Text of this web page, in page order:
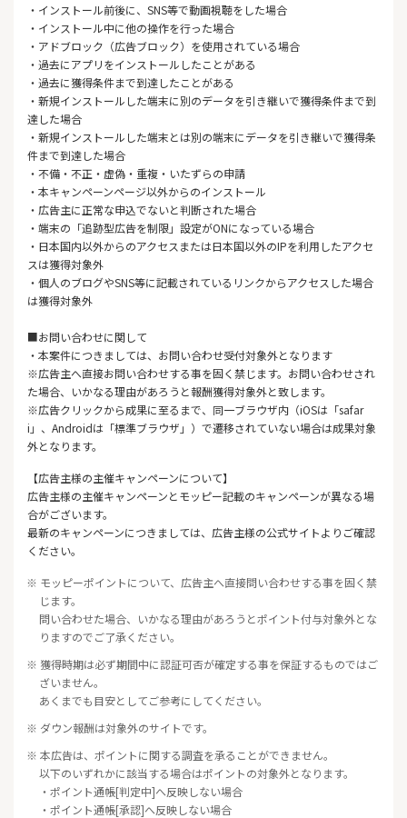
・インストール前後に、SNS等で動画視聴をした場合
・インストール中に他の操作を行った場合
・アドブロック（広告ブロック）を使用されている場合
・過去にアプリをインストールしたことがある
・過去に獲得条件まで到達したことがある
・新規インストールした端末に別のデータを引き継いで獲得条件まで到
達した場合
・新規インストールした端末とは別の端末にデータを引き継いで獲得条
件まで到達した場合
・不備・不正・虚偽・重複・いたずらの申請
・本キャンペーンページ以外からのインストール
・広告主に正常な申込でないと判断された場合
・端末の「追跡型広告を制限」設定がONになっている場合
・日本国内以外からのアクセスまたは日本国以外のIPを利用したアクセ
スは獲得対象外
・個人のブログやSNS等に記載されているリンクからアクセスした場合
は獲得対象外
■お問い合わせに関して
・本案件につきましては、お問い合わせ受付対象外となります
※広告主へ直接お問い合わせする事を固く禁じます。お問い合わせされ
た場合、いかなる理由があろうと報酬獲得対象外と致します。
※広告クリックから成果に至るまで、同一ブラウザ内（iOSは「safar
i」、Androidは「標準ブラウザ」）で遷移されていない場合は成果対象
外となります。
【広告主様の主催キャンペーンについて】
広告主様の主催キャンペーンとモッピー記載のキャンペーンが異なる場
合がございます。
最新のキャンペーンにつきましては、広告主様の公式サイトよりご確認
ください。
※ モッピーポイントについて、広告主へ直接問い合わせする事を固く禁
じます。
問い合わせた場合、いかなる理由があろうとポイント付与対象外とな
りますのでご了承ください。
※ 獲得時期は必ず期間中に認証可否が確定する事を保証するものではご
ざいません。
あくまでも目安としてご参考にしてください。
※ ダウン報酬は対象外のサイトです。
※ 本広告は、ポイントに関する調査を承ることができません。
以下のいずれかに該当する場合はポイントの対象外となります。
・ポイント通帳[判定中]へ反映しない場合
・ポイント通帳[承認]へ反映しない場合